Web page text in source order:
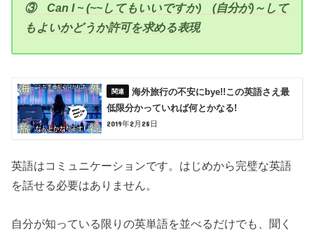
③ Can I ~(~~ してもいいですか) (自分が) ～して
もよいかどうか許可を求める表現
海外旅行の不安にbye!!この英語さえ最
低限分かっていれば何とかなる!
2019年2月28日
英語はコミュニケーションです。はじめから完璧な英語
を話せる必要はありません。
自分が知っている限りの英単語を並べるだけでも、聞く